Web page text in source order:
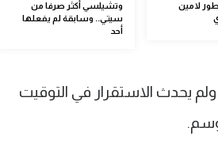
لامين
وتشيلسي أكثر صرفا من
سيتي.. وسابقة لم يفعلها
أحد
ولم يحدث الاستقرار في التوقيت